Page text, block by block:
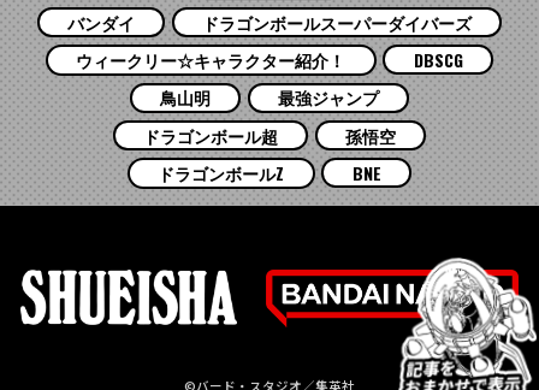
バンダイ
ドラゴンボールスーパーダイバーズ
ウィークリー☆キャラクター紹介！
DBSCG
鳥山明
最強ジャンプ
ドラゴンボール超
孫悟空
ドラゴンボールZ
BNE
©バード・スタジオ／集英社